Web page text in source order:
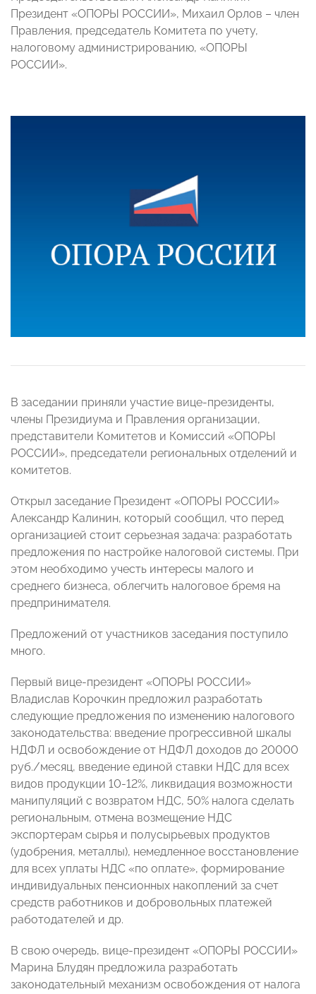
Президент «ОПОРЫ РОССИИ», Михаил Орлов – член
Правления, председатель Комитета по учету,
налоговому администрированию, «ОПОРЫ
РОССИИ».
В заседании приняли участие вице-президенты,
члены Президиума и Правления организации,
представители Комитетов и Комиссий «ОПОРЫ
РОССИИ», председатели региональных отделений и
комитетов.
Открыл заседание Президент «ОПОРЫ РОССИИ»
Александр Калинин, который сообщил, что перед
организацией стоит серьезная задача: разработать
предложения по настройке налоговой системы. При
этом необходимо учесть интересы малого и
среднего бизнеса, облегчить налоговое бремя на
предпринимателя.
Предложений от участников заседания поступило
много.
Первый вице-президент «ОПОРЫ РОССИИ»
Владислав Корочкин предложил разработать
следующие предложения по изменению налогового
законодательства: введение прогрессивной шкалы
НДФЛ и освобождение от НДФЛ доходов до 20000
руб./месяц, введение единой ставки НДС для всех
видов продукции 10-12%, ликвидация возможности
манипуляций с возвратом НДС, 50% налога сделать
региональным, отмена возмещение НДС
экспортерам сырья и полусырьевых продуктов
(удобрения, металлы), немедленное восстановление
для всех уплаты НДС «по оплате», формирование
индивидуальных пенсионных накоплений за счет
средств работников и добровольных платежей
работодателей и др.
В свою очередь, вице-президент «ОПОРЫ РОССИИ»
Марина Блудян предложила разработать
законодательный механизм освобождения от налога